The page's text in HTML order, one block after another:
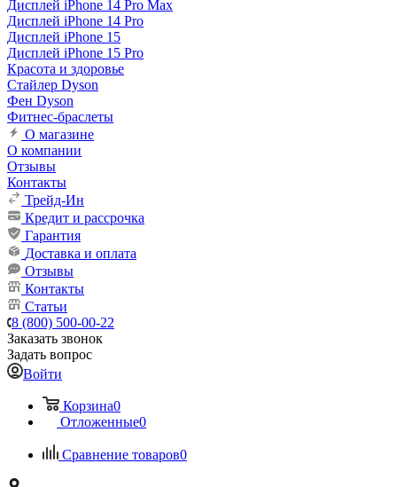
Дисплей iPhone 14 Pro Max
Дисплей iPhone 14 Pro
Дисплей iPhone 15
Дисплей iPhone 15 Pro
Красота и здоровье
Стайлер Dyson
Фен Dyson
Фитнес-браслеты
О магазине
О компании
Отзывы
Контакты
Трейд-Ин
Кредит и рассрочка
Гарантия
Доставка и оплата
Отзывы
Контакты
Статьи
8 (800) 500-00-22
Заказать звонок
Задать вопрос
Войти
Корзина0
Отложенные0
Сравнение товаров0